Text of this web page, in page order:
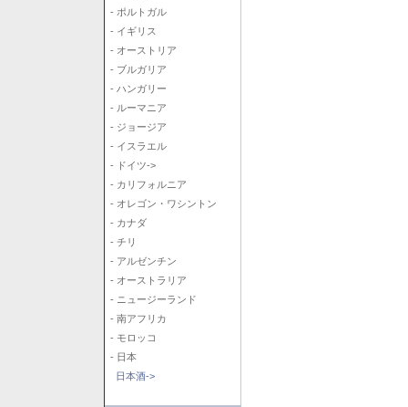
- ポルトガル
- イギリス
- オーストリア
- ブルガリア
- ハンガリー
- ルーマニア
- ジョージア
- イスラエル
- ドイツ->
- カリフォルニア
- オレゴン・ワシントン
- カナダ
- チリ
- アルゼンチン
- オーストラリア
- ニュージーランド
- 南アフリカ
- モロッコ
- 日本
日本酒->